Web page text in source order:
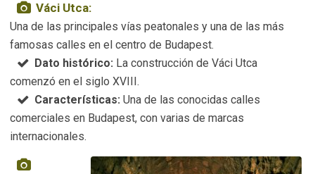
Váci Utca:
Una de las principales vías peatonales y una de las más
famosas calles en el centro de Budapest.
Dato histórico: La construcción de Váci Utca
comenzó en el siglo XVIII.
Características: Una de las conocidas calles
comerciales en Budapest, con varias de marcas
internacionales.